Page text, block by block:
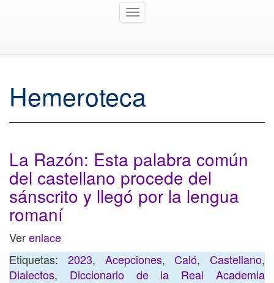
Toggle
Hemeroteca
La Razón: Esta palabra común
del castellano procede del
sánscrito y llegó por la lengua
romaní
Verenlace
Etiquetas: 2023, Acepciones,Caló, Castellano,
Dialectos, Diccionario de la Real Academia